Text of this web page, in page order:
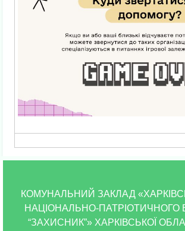
КОМУНАЛЬНИЙ ЗАКЛАД
НАЦІОНАЛЬНО-ПАТРІОТИЧНОГО
“ЗАХИСНИК”» ХАРКІВСЬКОЇ